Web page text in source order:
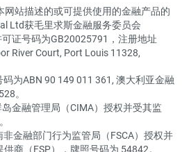
站描述的或可提供使用的金融产品的
Ltd获毛里求斯金融服务委员会
可证号码为GB20025791，注册地址
River Court, Port Louis 11328,
为ABN 90 149 011 361, 澳大利亚金融
。
金融管理局（CIMA）授权并受其监
金融部门行为监管局（FSCA）授权并
商（FSP），牌照号码为 54842。